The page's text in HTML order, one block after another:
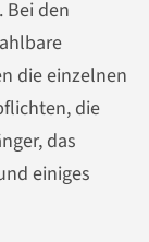
Bei den
die einzelnen
die
das
einiges